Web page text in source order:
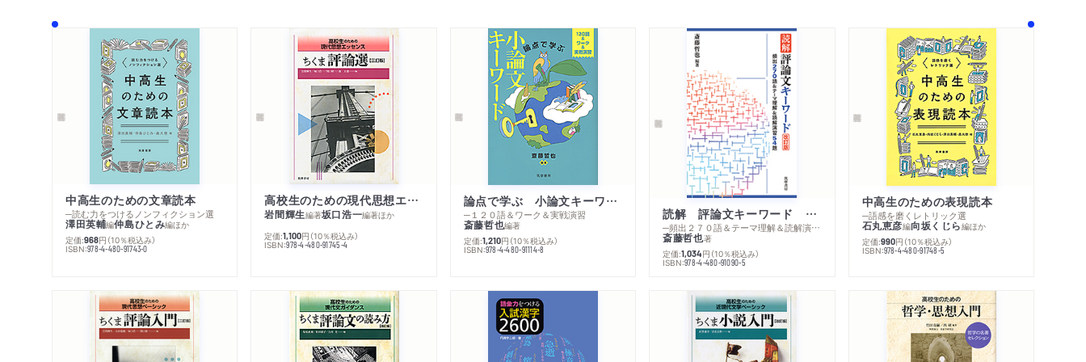
中高生のための文章読本
─読む力をつけるノンフィクション選
澤田英輔編仲島ひとみ編ほか
定価:968円 （10％税込み）
ISBN:978-4-480-91743-0
高校生のための現代思想エッセンス ちくま評論選 三訂版
岩間輝生編著坂口浩一編著ほか
定価:1,100円 （10％税込み）
ISBN:978-4-480-91745-4
論点で学ぶ 小論文キーワード
─１２０語＆ワーク＆実戦演習
斎藤哲也編著
定価:1,210円 （10％税込み）
ISBN:978-4-480-91114-8
読解 評論文キーワード 改訂版
─頻出２７０語＆テーマ理解＆読解演習５４題
斎藤哲也著
定価:1,034円 （10％税込み）
ISBN:978-4-480-91090-5
中高生のための表現読本
─語感を磨くレトリック選
石丸恵彦編向坂くじら編ほか
定価:990円 （10％税込み）
ISBN:978-4-480-91748-5